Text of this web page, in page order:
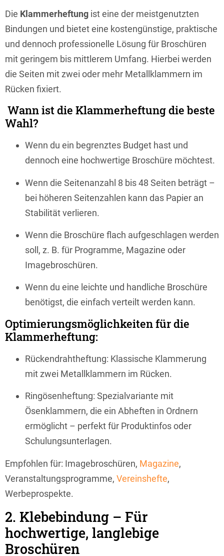
Die Klammerheftung ist eine der meistgenutzten
Bindungen und bietet eine kostengünstige, praktische
und dennoch professionelle Lösung für Broschüren
mit geringem bis mittlerem Umfang. Hierbei werden
die Seiten mit zwei oder mehr Metallklammern im
Rücken fixiert.
Wann ist die Klammerheftung die beste
Wahl?
Wenn du ein begrenztes Budget hast und
dennoch eine hochwertige Broschüre möchtest.
Wenn die Seitenanzahl 8 bis 48 Seiten beträgt –
bei höheren Seitenzahlen kann das Papier an
Stabilität verlieren.
Wenn die Broschüre flach aufgeschlagen werden
soll, z. B. für Programme, Magazine oder
Imagebroschüren.
Wenn du eine leichte und handliche Broschüre
benötigst, die einfach verteilt werden kann.
Optimierungsmöglichkeiten für die
Klammerheftung:
Rückendrahtheftung: Klassische Klammerung
mit zwei Metallklammern im Rücken.
Ringösenheftung: Spezialvariante mit
Ösenklammern, die ein Abheften in Ordnern
ermöglicht – perfekt für Produktinfos oder
Schulungsunterlagen.
Empfohlen für: Imagebroschüren, Magazine,
Veranstaltungsprogramme, Vereinshefte,
Werbeprospekte.
2. Klebebindung – Für
hochwertige, langlebige
Broschüren